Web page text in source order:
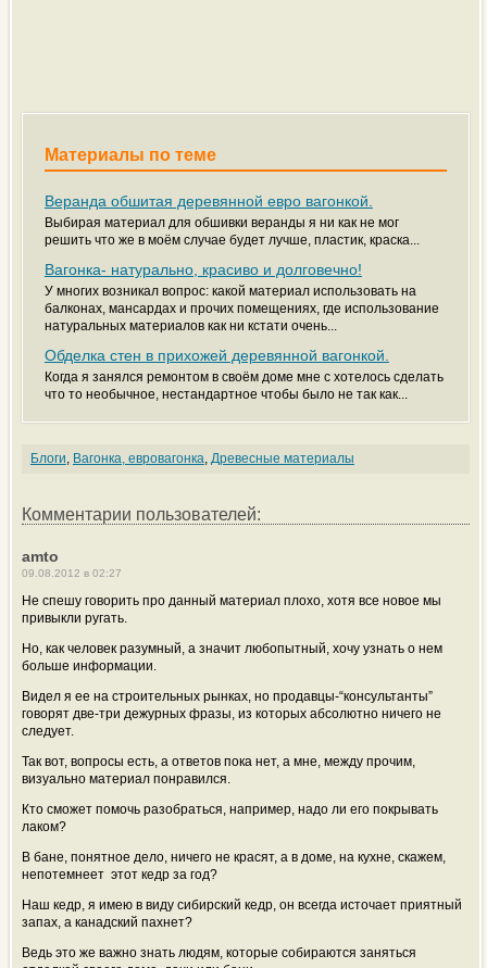
Материалы по теме
Веранда обшитая деревянной евро вагонкой.
Выбирая материал для обшивки веранды я ни как не мог
решить что же в моём случае будет лучше, пластик, краска...
Вагонка- натурально, красиво и долговечно!
У многих возникал вопрос: какой материал использовать на
балконах, мансардах и прочих помещениях, где использование
натуральных материалов как ни кстати очень...
Обделка стен в прихожей деревянной вагонкой.
Когда я занялся ремонтом в своём доме мне с хотелось сделать
что то необычное, нестандартное чтобы было не так как...
Блоги, Вагонка, евровагонка, Древесные материалы
Комментарии пользователей:
amto
09.08.2012 в 02:27
Не спешу говорить про данный материал плохо, хотя все новое мы
привыкли ругать.
Но, как человек разумный, а значит любопытный, хочу узнать о нем
больше информации.
Видел я ее на строительных рынках, но продавцы-“консультанты”
говорят две-три дежурных фразы, из которых абсолютно ничего не
следует.
Так вот, вопросы есть, а ответов пока нет, а мне, между прочим,
визуально материал понравился.
Кто сможет помочь разобраться, например, надо ли его покрывать
лаком?
В бане, понятное дело, ничего не красят, а в доме, на кухне, скажем,
непотемнеет этот кедр за год?
Наш кедр, я имею в виду сибирский кедр, он всегда источает приятный
запах, а канадский пахнет?
Ведь это же важно знать людям, которые собираются заняться